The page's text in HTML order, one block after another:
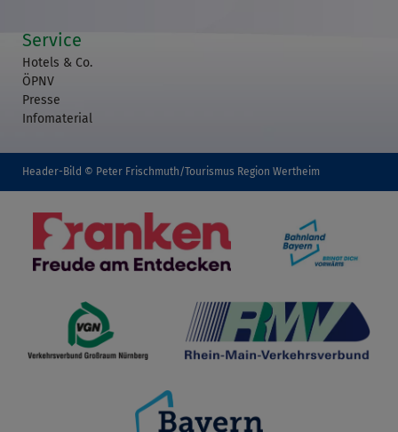
Service
Hotels & Co.
ÖPNV
Presse
Infomaterial
Header-Bild © Peter Frischmuth/Tourismus Region Wertheim